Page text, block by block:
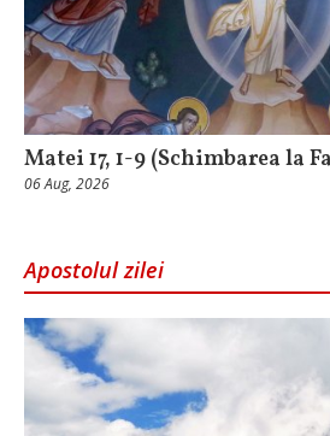
Matei 17, 1-9 (Schimbarea la
06 Aug, 2026
Apostolul zilei